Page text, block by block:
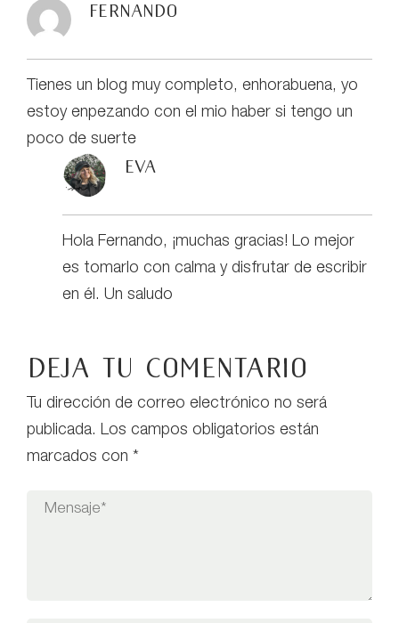
Fernando
Tienes un blog muy completo, enhorabuena, yo
estoy enpezando con el mio haber si tengo un
poco de suerte
eva
Hola Fernando, ¡muchas gracias! Lo mejor
es tomarlo con calma y disfrutar de escribir
en él. Un saludo
Deja tu comentario
Tu dirección de correo electrónico no será
publicada. Los campos obligatorios están
marcados con *